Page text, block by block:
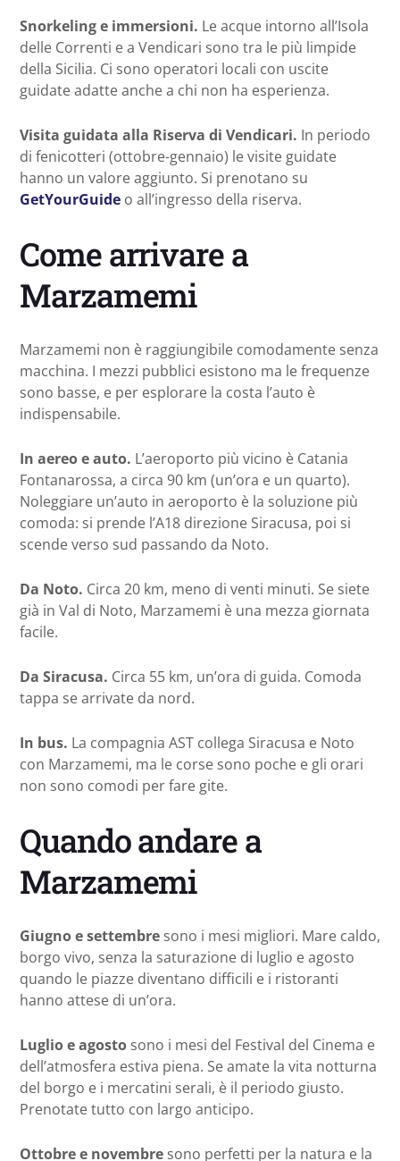
Snorkeling e immersioni. Le acque intorno all’Isola
delle Correnti e a Vendicari sono tra le più limpide
della Sicilia. Ci sono operatori locali con uscite
guidate adatte anche a chi non ha esperienza.
Visita guidata alla Riserva di Vendicari. In periodo
di fenicotteri (ottobre-gennaio) le visite guidate
hanno un valore aggiunto. Si prenotano su
GetYourGuide o all’ingresso della riserva.
Come arrivare a
Marzamemi
Marzamemi non è raggiungibile comodamente senza
macchina. I mezzi pubblici esistono ma le frequenze
sono basse, e per esplorare la costa l’auto è
indispensabile.
In aereo e auto. L’aeroporto più vicino è Catania
Fontanarossa, a circa 90 km (un’ora e un quarto).
Noleggiare un’auto in aeroporto è la soluzione più
comoda: si prende l’A18 direzione Siracusa, poi si
scende verso sud passando da Noto.
Da Noto. Circa 20 km, meno di venti minuti. Se siete
già in Val di Noto, Marzamemi è una mezza giornata
facile.
Da Siracusa. Circa 55 km, un’ora di guida. Comoda
tappa se arrivate da nord.
In bus. La compagnia AST collega Siracusa e Noto
con Marzamemi, ma le corse sono poche e gli orari
non sono comodi per fare gite.
Quando andare a
Marzamemi
Giugno e settembre sono i mesi migliori. Mare caldo,
borgo vivo, senza la saturazione di luglio e agosto
quando le piazze diventano difficili e i ristoranti
hanno attese di un’ora.
Luglio e agosto sono i mesi del Festival del Cinema e
dell’atmosfera estiva piena. Se amate la vita notturna
del borgo e i mercatini serali, è il periodo giusto.
Prenotate tutto con largo anticipo.
Ottobre e novembre sono perfetti per la natura e la